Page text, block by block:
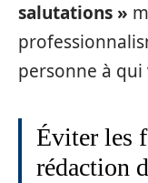
salutations »
personne à qui
Éviter les
rédaction